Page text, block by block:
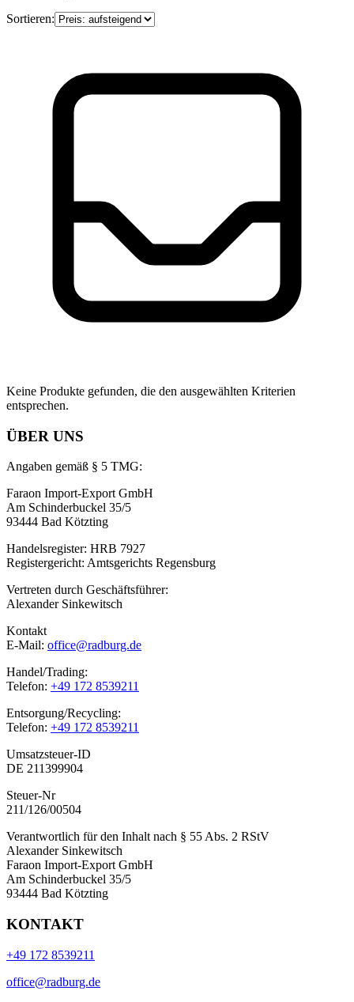
Sortieren:
Keine Produkte gefunden, die den ausgewählten Kriterien
entsprechen.
ÜBER UNS
Angaben gemäß § 5 TMG:
Faraon Import-Export GmbH
Am Schinderbuckel 35/5
93444 Bad Kötzting
Handelsregister: HRB 7927
Registergericht: Amtsgerichts Regensburg
Vertreten durch Geschäftsführer:
Alexander Sinkewitsch
Kontakt
E-Mail: office@radburg.de
Handel/Trading:
Telefon: +49 172 8539211
Entsorgung/Recycling:
Telefon: +49 172 8539211
Umsatzsteuer-ID
DE 211399904
Steuer-Nr
211/126/00504
Verantwortlich für den Inhalt nach § 55 Abs. 2 RStV
Alexander Sinkewitsch
Faraon Import-Export GmbH
Am Schinderbuckel 35/5
93444 Bad Kötzting
KONTAKT
+49 172 8539211
office@radburg.de